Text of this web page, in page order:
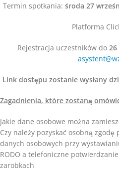
Termin spotkania: środa 27
Platforma
Rejestracja uczestników do 26
Link dostępu zostanie wysłany
Zagadnienia, które zostaną
Jakie dane osobowe można
Czy należy pozyskać osobną
danych osobowych przy
RODO a telefoniczne
zarobkach